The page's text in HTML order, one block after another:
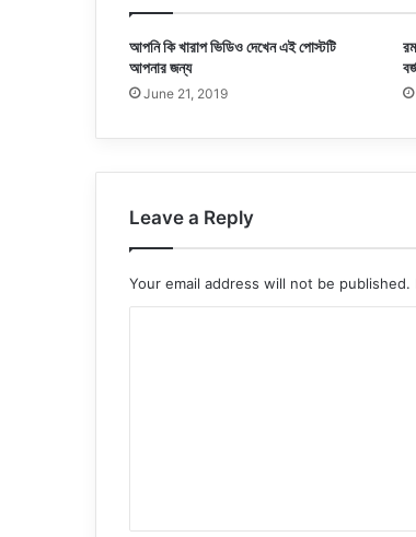
আপনি কি খারাপ ভিডিও দেখেন এই পোস্টটি
আপনার জন্য
June 21, 2019
Leave a Reply
Your email address will not be published.